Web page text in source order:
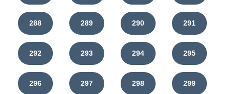
288 289 290 291
292 293 294 295
296 297 298 299